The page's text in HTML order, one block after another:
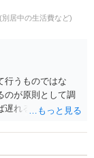
居中の生活費など)
行うものではな
のが原則として調
遅れるほど、遡れ
合に審判で裁判所